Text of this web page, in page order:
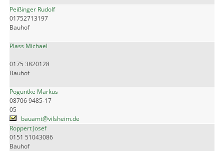
Peißinger Rudolf
01752713197
Bauhof
Plass Michael
0175 3820128
Bauhof
Poguntke Markus
08706 9485-17
05
bauamt@vilsheim.de
Roppert Josef
0151 51043086
Bauhof